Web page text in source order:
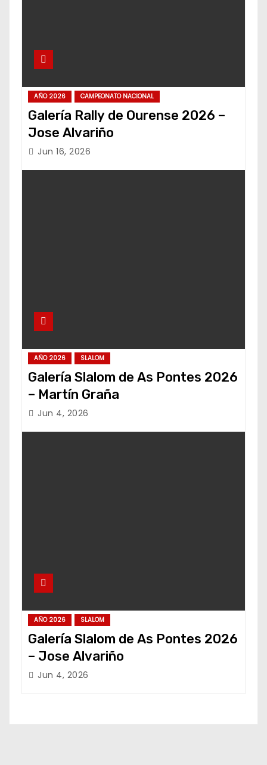
AÑO 2026 CAMPEONATO NACIONAL
Galería Rally de Ourense 2026 –
Jose Alvariño
Jun 16, 2026
AÑO 2026 SLALOM
Galería Slalom de As Pontes 2026
– Martín Graña
Jun 4, 2026
AÑO 2026 SLALOM
Galería Slalom de As Pontes 2026
– Jose Alvariño
Jun 4, 2026